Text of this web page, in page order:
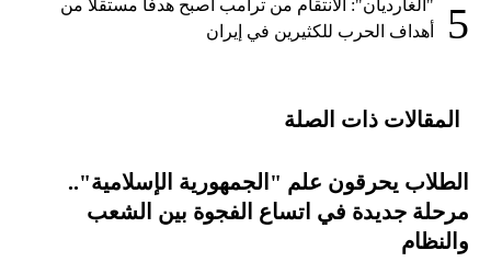
5
"الغارديان": الانتقام من ترامب أصبح هدفًا مستقلاً من
أهداف الحرب للكثيرين في إيران
المقالات ذات الصلة
الطلاب يحرقون علم "الجمهورية الإسلامية"..
مرحلة جديدة في اتساع الفجوة بين الشعب
والنظام